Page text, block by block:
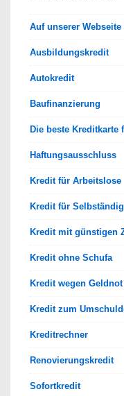
Auf unserer Webseite
Ausbildungskredit
Autokredit
Baufinanzierung
Die beste Kreditkarte
Haftungsausschluss
Kredit für Arbeitslose
Kredit für
Kredit mit günstigen
Kredit ohne Schufa
Kredit wegen Geldnot
Kredit zum
Kreditrechner
Renovierungskredit
Sofortkredit